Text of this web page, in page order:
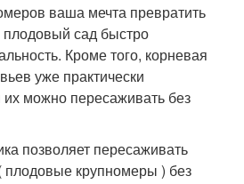
ваша мечта превратить
плодовый сад быстро
Кроме того, корневая
уже практически
можно пересаживать без
позволяет пересаживать
плодовые крупномеры ) без